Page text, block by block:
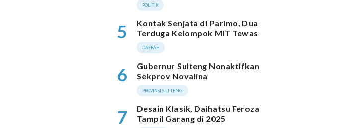
POLITIK
5
Kontak Senjata di Parimo, Dua
Terduga Kelompok MIT Tewas
DAERAH
6
Gubernur Sulteng Nonaktifkan
Sekprov Novalina
PROVINSI SULTENG
7
Desain Klasik, Daihatsu Feroza
Tampil Garang di 2025